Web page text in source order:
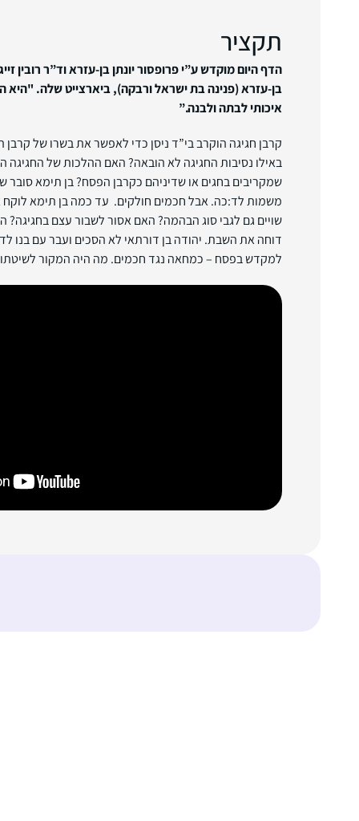
תקציר
הדף היום מוקדש ע”י פרופסור יונתן בן-עזרא וד”ר רובין
בן-עזרא (פנינה בת ישראל ורבקה), ביארצייט שלה. "היא
איכותי לבתה ולבנה.”
קרבן חגיגה הוקרב בי”ד ניסן כדי לאפשר את בשרו של
באילו נסיבות החגיגה לא הובאה? האם ההלכות של החגיגה
שמקריבים בחגים או שדיניהם כקרבן הפסח? בן תימא
משמות לד:כה. אבל חכמים חולקים. עד כמה בן תימא לוקח
שויים גם לגבי סוג הבהמה? האם אסור לשבור עצם בחגיגה?
דוחה את השבת. יהודה בן דורתאי לא הסכים ועבר עם בנו
למקדש בפסח – כמחאה נגד חכמים. מה היה המקור